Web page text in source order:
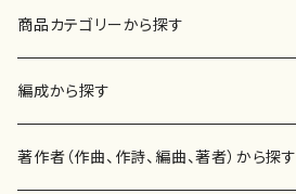
商品カテゴリーから探す
楽譜
書籍
編成から探す
邦楽器
著作者（作曲、作詩、編曲、著者）から探す